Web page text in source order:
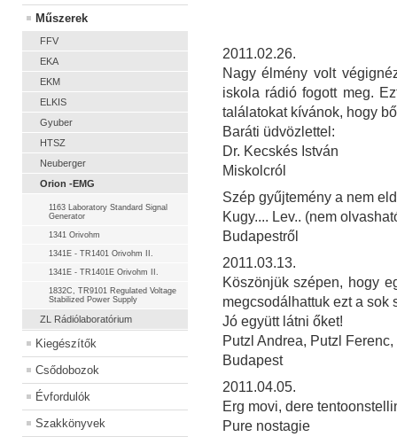
Műszerek
FFV
EKA
EKM
ELKIS
Gyuber
HTSZ
Neuberger
Orion -EMG
1163 Laboratory Standard Signal
Generator
1341 Orivohm
1341E - TR1401 Orivohm II.
1341E - TR1401E Orivohm II.
1832C, TR9101 Regulated Voltage
Stabilized Power Supply
ZL Rádiólaboratórium
Kiegészítők
Csődobozok
Évfordulók
Szakkönyvek
2011.02.26.
Nagy élmény volt
iskola rádió fogott meg.
találatokat kívánok, hogy
Baráti üdvözlettel:
Dr. Kecskés István
Miskolcról
Szép gyűjtemény a nem
Kugy.... Lev.. (nem
Budapestről
2011.03.13.
Köszönjük szépen, hogy
megcsodálhattuk ezt a sok
Jó együtt látni őket!
Putzl Andrea, Putzl
Budapest
2011.04.05.
Erg movi, dere
Pure nostagie